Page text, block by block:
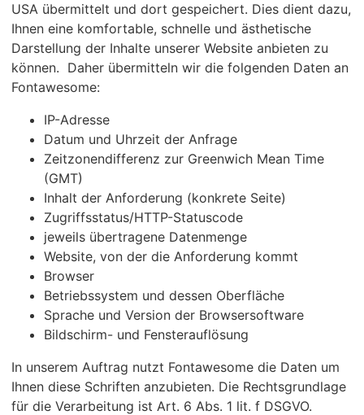
USA übermittelt und dort gespeichert. Dies dient dazu,
Ihnen eine komfortable, schnelle und ästhetische
Darstellung der Inhalte unserer Website anbieten zu
können. Daher übermitteln wir die folgenden Daten an
Fontawesome:
IP-Adresse
Datum und Uhrzeit der Anfrage
Zeitzonendifferenz zur Greenwich Mean Time
(GMT)
Inhalt der Anforderung (konkrete Seite)
Zugriffsstatus/HTTP-Statuscode
jeweils übertragene Datenmenge
Website, von der die Anforderung kommt
Browser
Betriebssystem und dessen Oberfläche
Sprache und Version der Browsersoftware
Bildschirm- und Fensterauflösung
In unserem Auftrag nutzt Fontawesome die Daten um
Ihnen diese Schriften anzubieten. Die Rechtsgrundlage
für die Verarbeitung ist Art. 6 Abs. 1 lit. f DSGVO.